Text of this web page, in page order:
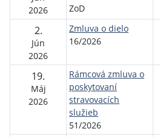
2026
ZoD
2.
Jún
2026
Zmluva o dielo
16/2026
19.
Máj
2026
Rámcová zmluva o
poskytovaní
stravovacích
služieb
51/2026